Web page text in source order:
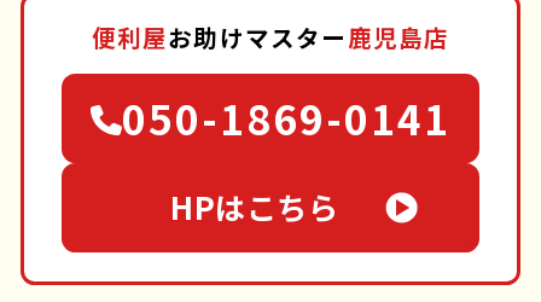
便利屋お助けマスター鹿児島店
050-1869-0141
HPはこちら